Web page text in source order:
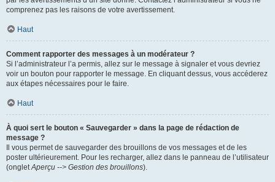
comprenez pas les raisons de votre avertissement.
Haut
Comment rapporter des messages à un modérateur ?
Si l’administrateur l’a permis, allez sur le message à signaler et vous devriez
voir un bouton pour rapporter le message. En cliquant dessus, vous accéderez
aux étapes nécessaires pour le faire.
Haut
À quoi sert le bouton « Sauvegarder » dans la page de rédaction de
message ?
Il vous permet de sauvegarder des brouillons de vos messages et de les
poster ultérieurement. Pour les recharger, allez dans le panneau de l’utilisateur
(ongletAperçu --> Gestion des brouillons).